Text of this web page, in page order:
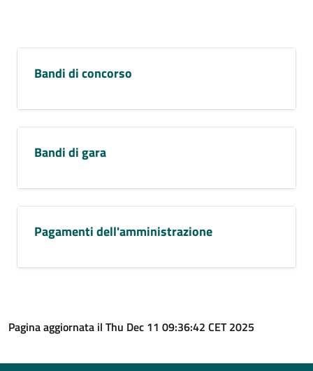
Bandi di concorso
Bandi di gara
Pagamenti dell'amministrazione
Pagina aggiornata il Thu Dec 11 09:36:42 CET 2025